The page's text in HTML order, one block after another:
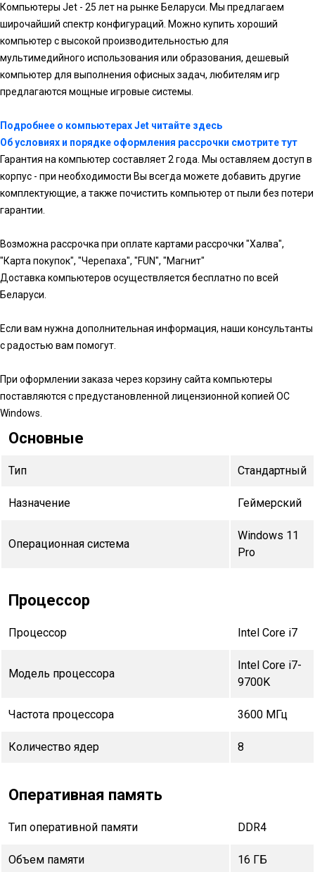
Компьютеры Jet - 25 лет на рынке Беларуси. Мы предлагаем
широчайший спектр конфигураций. Можно купить хороший
компьютер с высокой производительностью для
мультимедийного использования или образования, дешевый
компьютер для выполнения офисных задач, любителям игр
предлагаются мощные игровые системы.
Подробнее о компьютерах Jet читайте здесь
Об условиях и порядке оформления рассрочки смотрите тут
Гарантия на компьютер составляет 2 года. Мы оставляем доступ в
корпус - при необходимости Вы всегда можете добавить другие
комплектующие, а также почистить компьютер от пыли без потери
гарантии.
Возможна рассрочка при оплате картами рассрочки "Халва",
"Карта покупок", "Черепаха", "FUN", "Магнит"
Доставка компьютеров осуществляется бесплатно по всей
Беларуси.
Если вам нужна дополнительная информация, наши консультанты
с радостью вам помогут.
При оформлении заказа через корзину сайта компьютеры
поставляются с предустановленной лицензионной копией ОС
Windows.
Основные
Тип Стандартный
Назначение Геймерский
Операционная система
Windows 11
Pro
Процессор
Процессор Intel Core i7
Модель процессора
Intel Core i7-
9700K
Частота процессора 3600 МГц
Количество ядер 8
Оперативная память
Тип оперативной памяти DDR4
Объем памяти 16 ГБ